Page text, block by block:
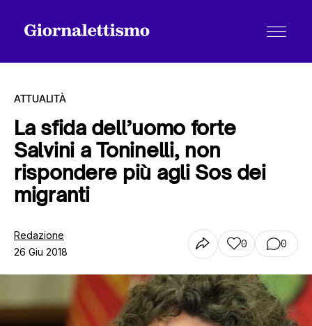
Tutti gli articoli
Chi siamo
ATTUALITÀ
La sfida dell’uomo forte
Salvini a Toninelli, non
rispondere più agli Sos dei
migranti
Redazione
26 Giu 2018
0 0